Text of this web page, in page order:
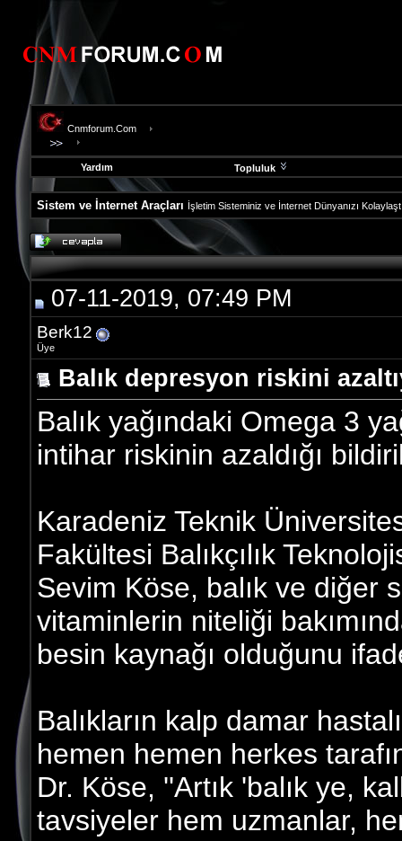
Cnmforum.Com
Yardım Topluluk
Sistem ve İnternet Araçları İşletim Sisteminiz ve İnternet Dünyanızı
evooli
fethiye
escort
gaziantep
escort
gaziantep
escort
07-11-2019, 07:49 PM
Berk12
Üye
Balık depresyon riskini
Balık yağındaki Omega 3
intihar riskinin azaldığı
Karadeniz Teknik
Fakültesi Balıkçılık
Sevim Köse, balık ve diğer
vitaminlerin niteliği
besin kaynağı olduğunu
Balıkların kalp damar
hemen hemen herkes
Dr. Köse, ''Artık 'balık ye,
tavsiyeler hem uzmanlar,